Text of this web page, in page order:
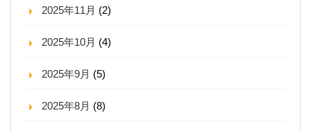
2025年11月 (2)
2025年10月 (4)
2025年9月 (5)
2025年8月 (8)